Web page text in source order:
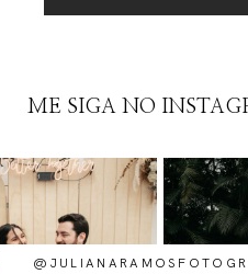
ME SIGA NO